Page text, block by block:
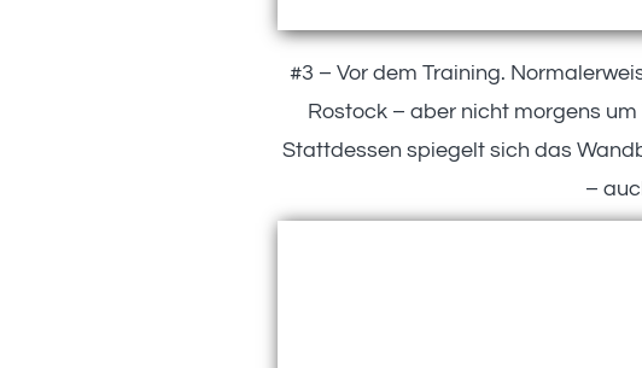
#3 – Vor dem Training.
Rostock – aber nicht morgens
Stattdessen spiegelt sich das
–